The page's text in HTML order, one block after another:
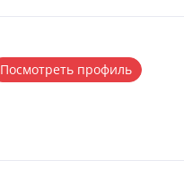
Посмотреть профиль